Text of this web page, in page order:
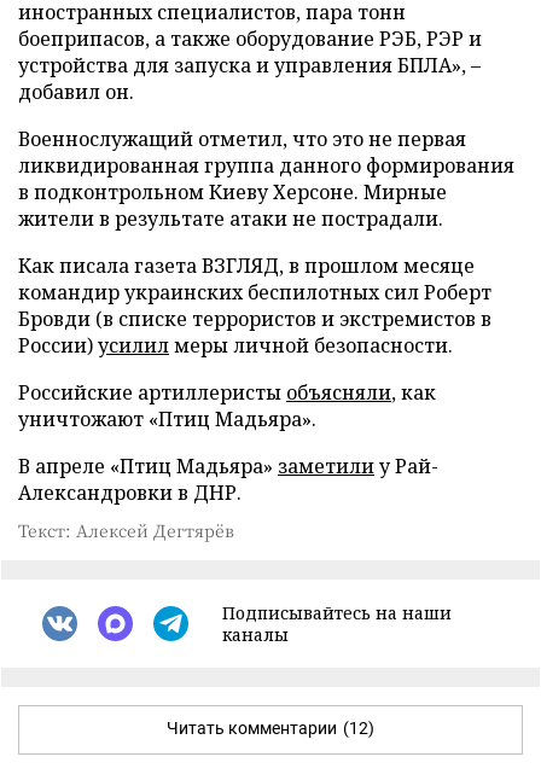
иностранных специалистов, пара тонн
боеприпасов, а также оборудование РЭБ, РЭР и
устройства для запуска и управления БПЛА», –
добавил он.
Военнослужащий отметил, что это не первая
ликвидированная группа данного формирования
в подконтрольном Киеву Херсоне. Мирные
жители в результате атаки не пострадали.
Как писала газета ВЗГЛЯД, в прошлом месяце
командир украинских беспилотных сил Роберт
Бровди (в списке террористов и экстремистов в
России)усилилмеры личной безопасности.
Российские артиллеристы объясняли, как
уничтожают «Птиц Мадьяра».
В апреле «Птиц Мадьяра» заметилиу Рай-
Александровки в ДНР.
Текст: Алексей Дегтярёв
Подписывайтесь на наши
каналы
Читать комментарии (12)